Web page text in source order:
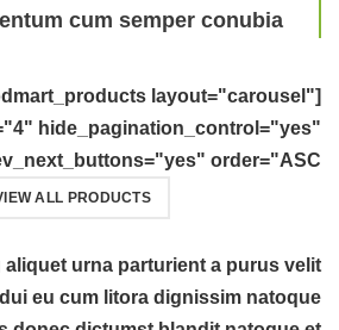
cum semper conubia.
layout="carousel"
hide_pagination_control="yes"
order="ASC"]
ALL PRODUCTS
aliquet urna parturient a purus velit
eu cum litora dignissim natoque